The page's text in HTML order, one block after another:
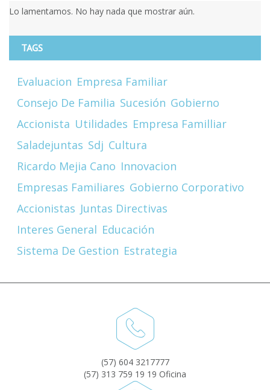
Lo lamentamos. No hay nada que mostrar aún.
TAGS
Evaluacion Empresa Familiar
Consejo De Familia Sucesión Gobierno
Accionista Utilidades Empresa Familliar
Saladejuntas Sdj Cultura
Ricardo Mejia Cano Innovacion
Empresas Familiares Gobierno Corporativo
Accionistas Juntas Directivas
Interes General Educación
Sistema De Gestion Estrategia
(57) 604 3217777
(57) 313 759 19 19 Oficina